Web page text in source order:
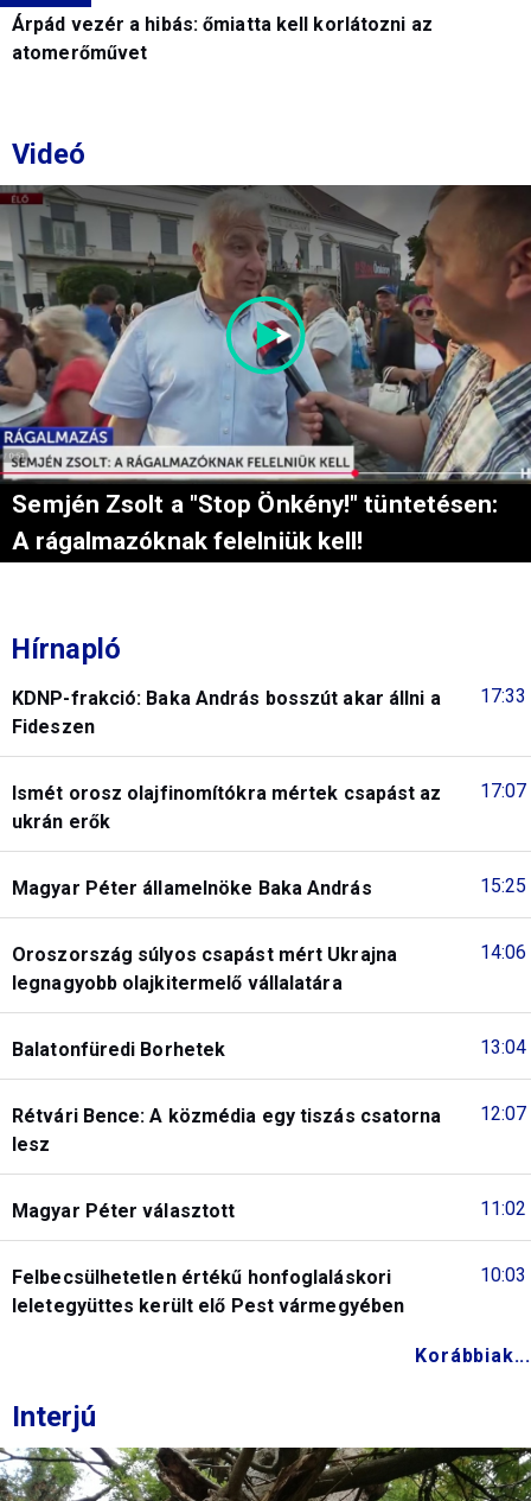
Árpád vezér a hibás: őmiatta kell korlátozni az
atomerőművet
Videó
Semjén Zsolt a "Stop Önkény!" tüntetésen:
A rágalmazóknak felelniük kell!
Hírnapló
17:33
KDNP-frakció: Baka András bosszút akar állni a
Fideszen
17:07
Ismét orosz olajfinomítókra mértek csapást az
ukrán erők
15:25
Magyar Péter államelnöke Baka András
14:06
Oroszország súlyos csapást mért Ukrajna
legnagyobb olajkitermelő vállalatára
13:04
Balatonfüredi Borhetek
12:07
Rétvári Bence: A közmédia egy tiszás csatorna
lesz
11:02
Magyar Péter választott
10:03
Felbecsülhetetlen értékű honfoglaláskori
leletegyüttes került elő Pest vármegyében
Korábbiak...
Interjú